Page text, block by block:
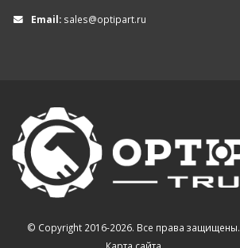
Email: sales@optipart.ru
© Copyright 2016-2026. Все права защищены.
Карта сайта